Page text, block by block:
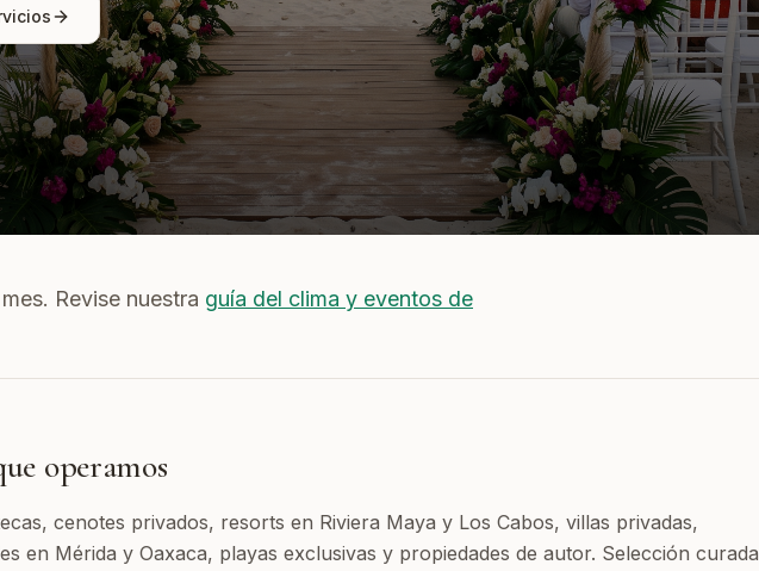
Revise nuestra guía del clima y eventos de
operamos
cenotes privados, resorts en Riviera Maya y Los Cabos, villas privadas,
en Mérida y Oaxaca, playas exclusivas y propiedades de autor. Selección curada